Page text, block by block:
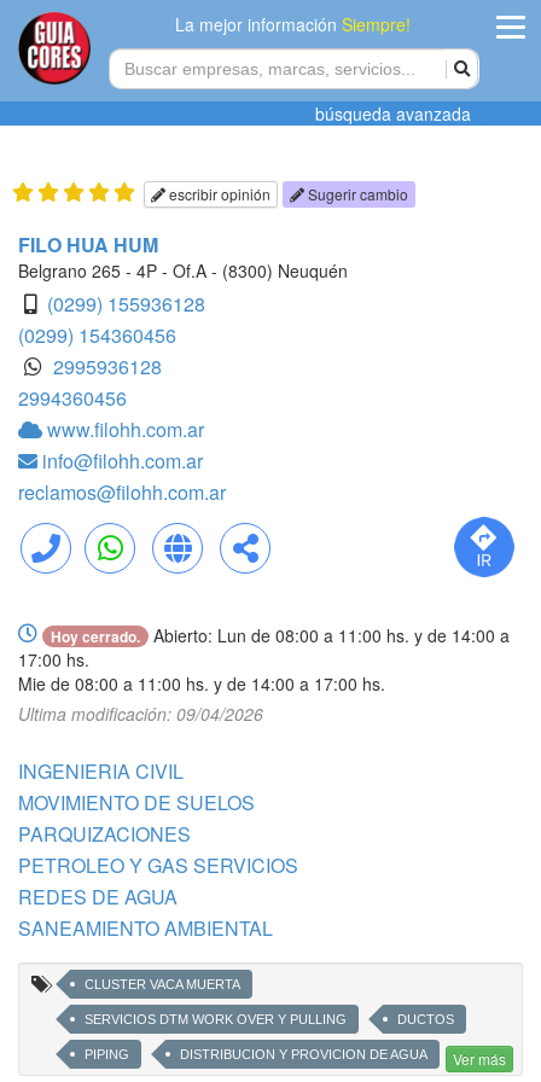
La mejor informaciónSiempre!
Agregar
búsqueda avanzada
escribir opinión Sugerir cambio
FILO HUA HUM
Belgrano 265 - 4P - Of.A - (8300) Neuquén
(0299) 155936128
(0299) 154360456
2995936128
2994360456
www.filohh.com.ar
info@filohh.com.ar
reclamos@filohh.com.ar
Llamar WhatsApp Web Compartir
Hoy cerrado.
Abierto: Lun de 08:00 a 11:00 hs. y de 14:00 a
17:00 hs.
Mie de 08:00 a 11:00 hs. y de 14:00 a 17:00 hs.
Ultima modificación: 09/04/2026
INGENIERIA CIVIL
MOVIMIENTO DE SUELOS
PARQUIZACIONES
PETROLEO Y GAS SERVICIOS
REDES DE AGUA
SANEAMIENTO AMBIENTAL
CLUSTER VACA MUERTA
SERVICIOS DTM WORK OVER Y PULLING DUCTOS
PIPING DISTRIBUCION Y PROVICION DE AGUA Ver más